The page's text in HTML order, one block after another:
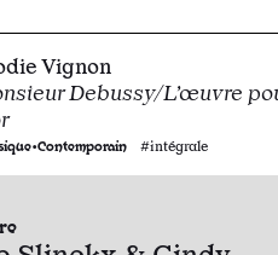
Vignon
Debussy/L’œuvre
#intégrale